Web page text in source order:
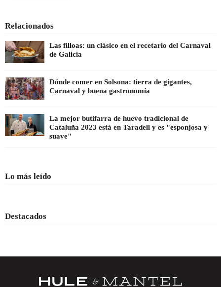
Relacionados
Las filloas: un clásico en el recetario del Carnaval
de Galicia
Dónde comer en Solsona: tierra de gigantes,
Carnaval y buena gastronomía
La mejor butifarra de huevo tradicional de
Cataluña 2023 está en Taradell y es "esponjosa y
suave"
Lo más leído
Destacados